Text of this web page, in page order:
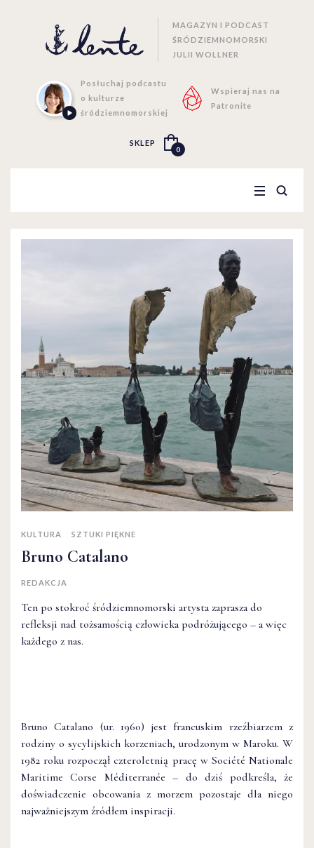
MAGAZYN I PODCAST
ŚRÓDZIEMNOMORSKI
JULII WOLLNER
Posłuchaj podcastu
o kulturze
śródziemnomorskiej
Wspieraj nas na
Patronite
SKLEP
0
KULTURA SZTUKI PIĘKNE
Bruno Catalano
REDAKCJA
Ten po stokroć śródziemnomorski artysta zaprasza do
refleksji nad tożsamością człowieka podróżującego – a więc
każdego z nas.
Bruno Catalano (ur. 1960) jest francuskim rzeźbiarzem z
rodziny o sycylijskich korzeniach, urodzonym w Maroku. W
1982 roku rozpoczął czteroletnią pracę w Société Nationale
Maritime Corse Méditerranée – do dziś podkreśla, że
doświadczenie obcowania z morzem pozostaje dla niego
najważniejszym źródłem inspiracji.